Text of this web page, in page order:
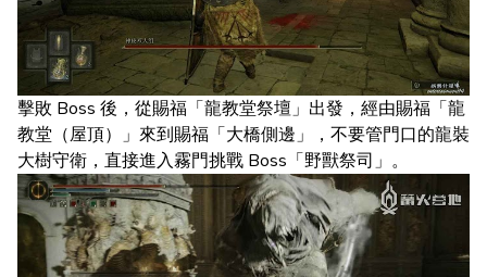
擊敗 Boss 後，從賜福「龍教堂祭壇」出發，經由賜福「龍
教堂（屋頂）」來到賜福「大橋側邊」，不要管門口的龍裝
大樹守衛，直接進入霧門挑戰 Boss「野獸祭司」。